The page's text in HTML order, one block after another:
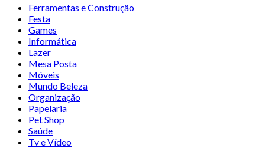
Ferramentas e Construção
Festa
Games
Informática
Lazer
Mesa Posta
Móveis
Mundo Beleza
Organização
Papelaria
Pet Shop
Saúde
Tv e Vídeo